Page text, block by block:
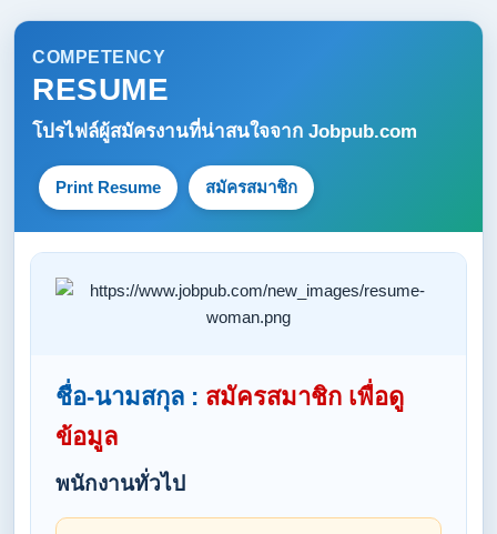
COMPETENCY
RESUME
โปรไฟล์ผู้สมัครงานที่น่าสนใจจาก Jobpub.com
Print Resume สมัครสมาชิก
ชื่อ-นามสกุล : สมัครสมาชิก เพื่อดู
ข้อมูล
พนักงานทั่วไป